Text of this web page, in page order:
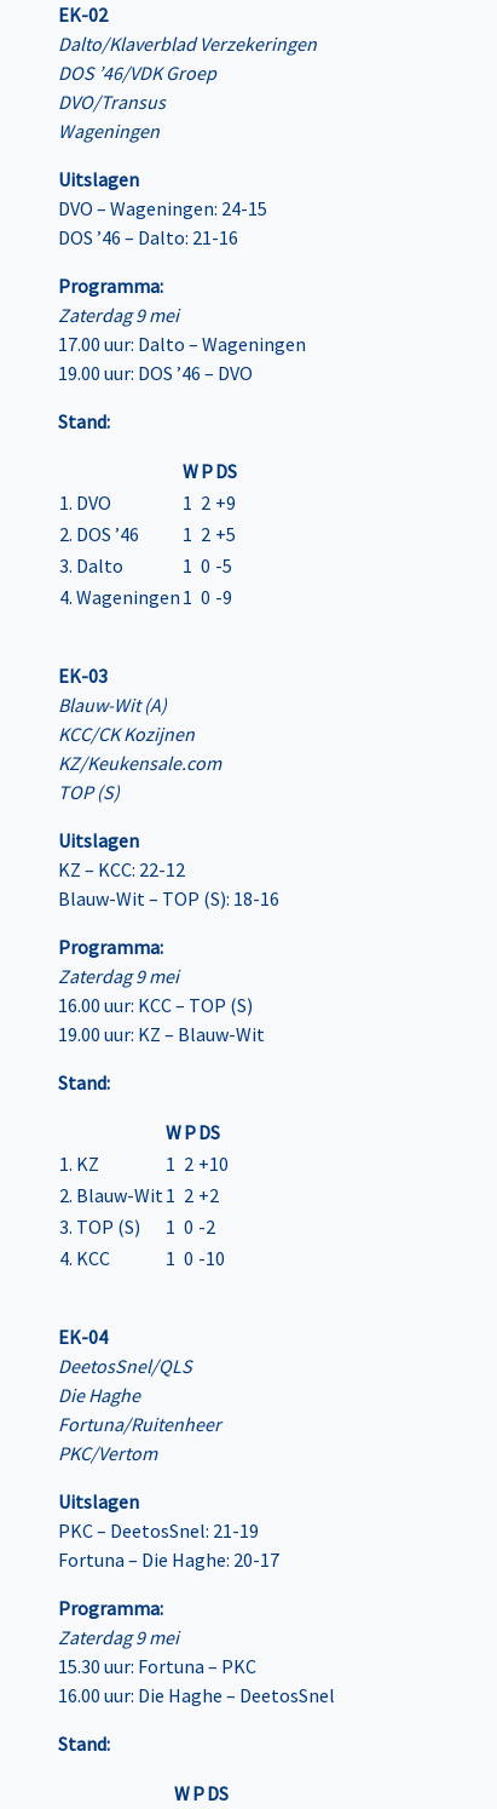
EK-02
Dalto/Klaverblad Verzekeringen
DOS ’46/VDK Groep
DVO/Transus
Wageningen
Uitslagen
DVO – Wageningen: 24-15
DOS ’46 – Dalto: 21-16
Programma:
Zaterdag 9 mei
17.00 uur: Dalto – Wageningen
19.00 uur: DOS ’46 – DVO
Stand:
WPDS
1. DVO
1 2 +9
2. DOS ’46
1 2 +5
3. Dalto
1 0 -5
4. Wageningen 1 0 -9
EK-03
Blauw-Wit (A)
KCC/CK Kozijnen
KZ/Keukensale.com
TOP (S)
Uitslagen
KZ – KCC: 22-12
Blauw-Wit – TOP (S): 18-16
Programma:
Zaterdag 9 mei
16.00 uur: KCC – TOP (S)
19.00 uur: KZ – Blauw-Wit
Stand:
WPDS
1. KZ
1 2 +10
2. Blauw-Wit 1 2 +2
3. TOP (S)
1 0 -2
4. KCC
1 0 -10
EK-04
DeetosSnel/QLS
Die Haghe
Fortuna/Ruitenheer
PKC/Vertom
Uitslagen
PKC – DeetosSnel: 21-19
Fortuna – Die Haghe: 20-17
Programma:
Zaterdag 9 mei
15.30 uur: Fortuna – PKC
16.00 uur: Die Haghe – DeetosSnel
Stand:
WPDS